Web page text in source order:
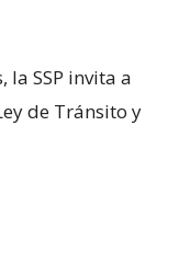
la SSP invita a
de Tránsito y